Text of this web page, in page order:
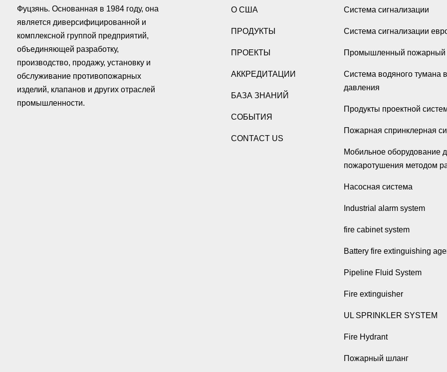
Фуцзянь. Основанная в 1984 году, она
является диверсифицированной и
комплексной группой предприятий,
объединяющей разработку,
производство, продажу, установку и
обслуживание противопожарных
изделий, клапанов и других отраслей
промышленности.
О США
ПРОДУКТЫ
ПРОЕКТЫ
АККРЕДИТАЦИИ
БАЗА ЗНАНИЙ
СОБЫТИЯ
CONTACT US
Система сигнализации
Система сигнализации
Промышленный пожарный
Система водяного тумана
давления
Продукты проектной
Пожарная спринклерная
Мобильное оборудование
пожаротушения методом
Насосная система
Industrial alarm system
fire cabinet system
Battery fire extinguishing
Pipeline Fluid System
Fire extinguisher
UL SPRINKLER SYSTEM
Fire Hydrant
Пожарный шланг